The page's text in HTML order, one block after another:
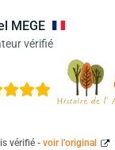
MEGE
vérifié
vérifié - voir l’original